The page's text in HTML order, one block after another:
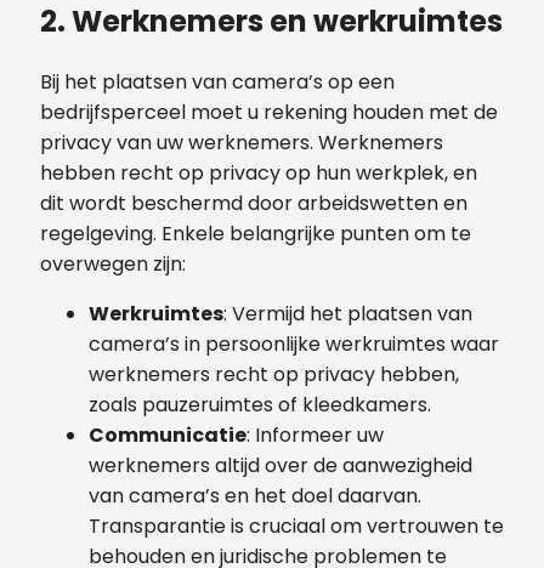
2. Werknemers en werkruimtes
Bij het plaatsen van camera’s op een
bedrijfsperceel moet u rekening houden met de
privacy van uw werknemers. Werknemers
hebben recht op privacy op hun werkplek, en
dit wordt beschermd door arbeidswetten en
regelgeving. Enkele belangrijke punten om te
overwegen zijn:
Werkruimtes: Vermijd het plaatsen van
camera’s in persoonlijke werkruimtes waar
werknemers recht op privacy hebben,
zoals pauzeruimtes of kleedkamers.
Communicatie: Informeer uw
werknemers altijd over de aanwezigheid
van camera’s en het doel daarvan.
Transparantie is cruciaal om vertrouwen te
behouden en juridische problemen te